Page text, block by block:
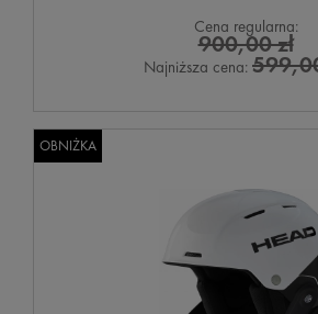
Cena regularna:
900,00 zł
Najniższa cena:
OBNIŻKA